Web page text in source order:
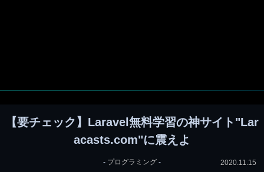
【要チェック】Laravel無料学習の神サイト"Lar
acasts.com"に震えよ
- プログラミング - 2020.11.15